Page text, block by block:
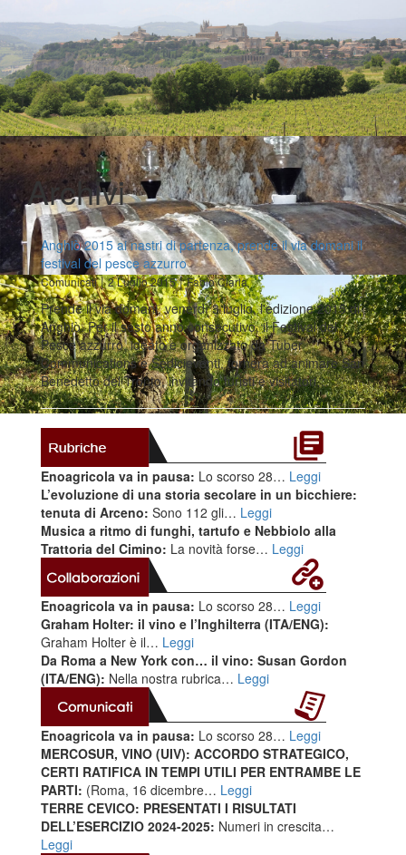
Archivi
Anghiò 2015 ai nastri di partenza, prende il via domani il
festival del pesce azzurro
Comunicati|2 Luglio 2015|Fabio Ciarla
Prende il via domani, venerdì 3 luglio, l'edizione 2015 di
Anghiò. Per il sesto anno consecutivo, il Festival del
Pesce azzurro, ideato e organizzato da Tuber
Communications e Sedicieventi, tornerà ad animare San
Benedetto del Tronto, invitando turisti e visitatori…
Enoagricola va in pausa: Lo scorso 28… Leggi
L’evoluzione di una storia secolare in un bicchiere:
tenuta di Arceno: Sono 112 gli… Leggi
Musica a ritmo di funghi, tartufo e Nebbiolo alla
Trattoria del Cimino: La novità forse… Leggi
Enoagricola va in pausa: Lo scorso 28… Leggi
Graham Holter: il vino e l’Inghilterra (ITA/ENG):
Graham Holter è il… Leggi
Da Roma a New York con… il vino: Susan Gordon
(ITA/ENG): Nella nostra rubrica… Leggi
Enoagricola va in pausa: Lo scorso 28… Leggi
MERCOSUR, VINO (UIV): ACCORDO STRATEGICO,
CERTI RATIFICA IN TEMPI UTILI PER ENTRAMBE LE
PARTI: (Roma, 16 dicembre… Leggi
TERRE CEVICO: PRESENTATI I RISULTATI
DELL’ESERCIZIO 2024-2025: Numeri in crescita…
Leggi